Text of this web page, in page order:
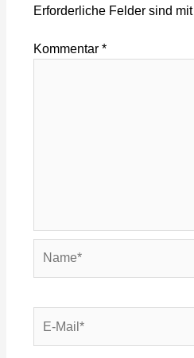
Erforderliche Felder sind mit
Kommentar *